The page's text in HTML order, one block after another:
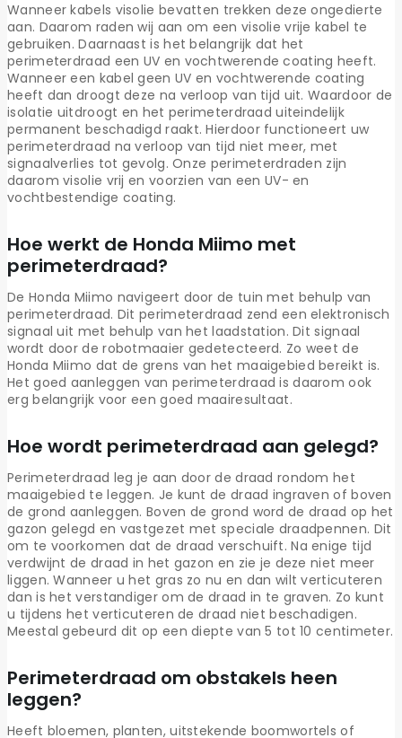
Wanneer kabels visolie bevatten trekken deze ongedierte
aan. Daarom raden wij aan om een visolie vrije kabel te
gebruiken. Daarnaast is het belangrijk dat het
perimeterdraad een UV en vochtwerende coating heeft.
Wanneer een kabel geen UV en vochtwerende coating
heeft dan droogt deze na verloop van tijd uit. Waardoor de
isolatie uitdroogt en het perimeterdraad uiteindelijk
permanent beschadigd raakt. Hierdoor functioneert uw
perimeterdraad na verloop van tijd niet meer, met
signaalverlies tot gevolg. Onze perimeterdraden zijn
daarom visolie vrij en voorzien van een UV- en
vochtbestendige coating.
Hoe werkt de Honda Miimo met
perimeterdraad?
De Honda Miimo navigeert door de tuin met behulp van
perimeterdraad. Dit perimeterdraad zend een elektronisch
signaal uit met behulp van het laadstation. Dit signaal
wordt door de robotmaaier gedetecteerd. Zo weet de
Honda Miimo dat de grens van het maaigebied bereikt is.
Het goed aanleggen van perimeterdraad is daarom ook
erg belangrijk voor een goed maairesultaat.
Hoe wordt perimeterdraad aan gelegd?
Perimeterdraad leg je aan door de draad rondom het
maaigebied te leggen. Je kunt de draad ingraven of boven
de grond aanleggen. Boven de grond word de draad op het
gazon gelegd en vastgezet met speciale draadpennen. Dit
om te voorkomen dat de draad verschuift. Na enige tijd
verdwijnt de draad in het gazon en zie je deze niet meer
liggen. Wanneer u het gras zo nu en dan wilt verticuteren
dan is het verstandiger om de draad in te graven. Zo kunt
u tijdens het verticuteren de draad niet beschadigen.
Meestal gebeurd dit op een diepte van 5 tot 10 centimeter.
Perimeterdraad om obstakels heen
leggen?
Heeft bloemen, planten, uitstekende boomwortels of